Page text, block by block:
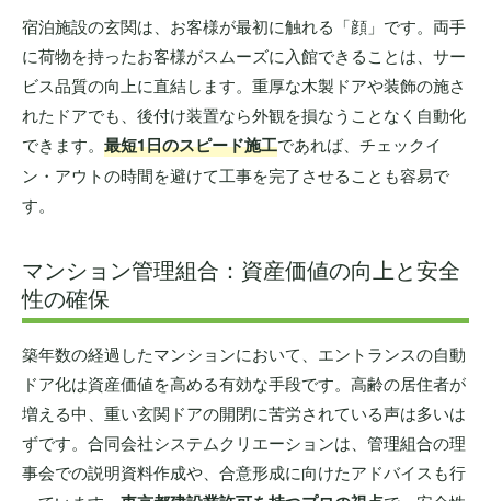
宿泊施設の玄関は、お客様が最初に触れる「顔」です。両手
に荷物を持ったお客様がスムーズに入館できることは、サー
ビス品質の向上に直結します。重厚な木製ドアや装飾の施さ
れたドアでも、後付け装置なら外観を損なうことなく自動化
できます。 最短1日のスピード施工であれば、チェックイ
ン・アウトの時間を避けて工事を完了させることも容易で
す。
マンション管理組合：資産価値の向上と安全
性の確保
築年数の経過したマンションにおいて、エントランスの自動
ドア化は資産価値を高める有効な手段です。高齢の居住者が
増える中、重い玄関ドアの開閉に苦労されている声は多いは
ずです。合同会社システムクリエーションは、管理組合の理
事会での説明資料作成や、合意形成に向けたアドバイスも行